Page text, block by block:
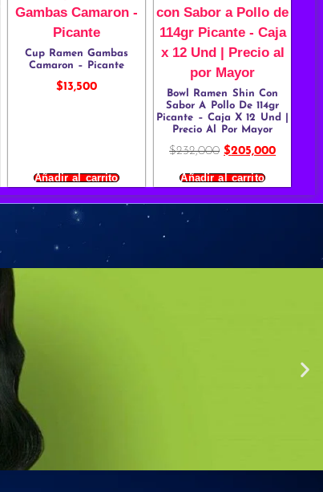
Cup Ramen Gambas
Camaron – Picante
$13,500
Añadir al carrito
Bowl Ramen Shin Con
Sabor A Pollo De 114gr
Picante – Caja X 12 Und |
Precio Al Por Mayor
$232,000 $205,000
Añadir al carrito